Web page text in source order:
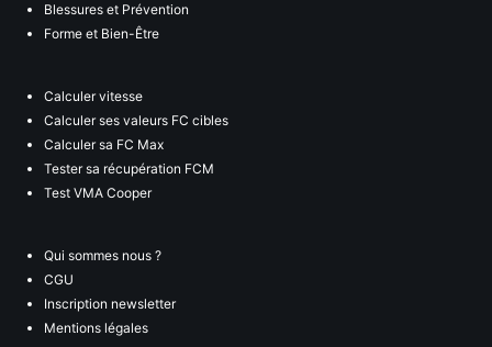
Blessures et Prévention
Forme et Bien-Être
Calculer vitesse
Calculer ses valeurs FC cibles
Calculer sa FC Max
Tester sa récupération FCM
Test VMA Cooper
Qui sommes nous ?
CGU
Inscription newsletter
Mentions légales